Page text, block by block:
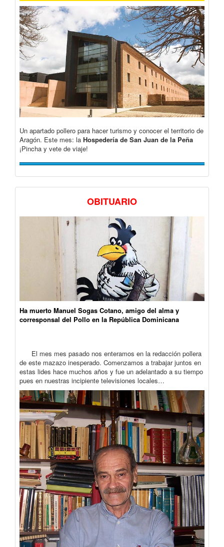
Un apartado pollero para hacer turismo y conocer el territorio de
Aragón. Este mes: la Hospedería de San Juan de la Peña
¡Pincha y vete de viaje!
OBITUARIO
Ha muerto Manuel Sogas Cotano, amigo del alma y
corresponsal del Pollo en la República Dominicana
El mes mes pasado nos enteramos en la redacción pollera
de este mazazo inesperado. Comenzamos a trabajar juntos en
estas lides hace muchos años y fue un adelantado a su tiempo
pues en nuestras incipiente televisiones locales…